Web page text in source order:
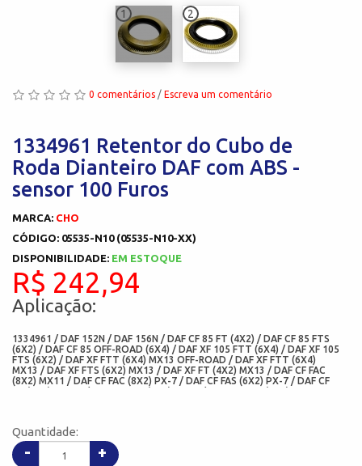
1 2
0 comentários / Escreva um comentário
1334961 Retentor do Cubo de
Roda Dianteiro DAF com ABS -
sensor 100 Furos
MARCA: CHO
CÓDIGO: 05535-N10 (05535-N10-XX)
DISPONIBILIDADE: EM ESTOQUE
R$ 242,94
Aplicação:
1334961 / DAF 152N / DAF 156N / DAF CF 85 FT (4X2) / DAF CF 85 FTS
(6X2) / DAF CF 85 OFF-ROAD (6X4) / DAF XF 105 FTT (6X4) / DAF XF 105
FTS (6X2) / DAF XF FTT (6X4) MX13 OFF-ROAD / DAF XF FTT (6X4)
MX13 / DAF XF FTS (6X2) MX13 / DAF XF FT (4X2) MX13 / DAF CF FAC
(8X2) MX11 / DAF CF FAC (8X2) PX-7 / DAF CF FAS (6X2) PX-7 / DAF CF
FT (4X2) MX-11 / DAF CF FTS (6X2) MX11 / DAF CF FTT (6X4) OFF-ROAD
100X140/166X16/22 (MED)
Quantidade:
- +